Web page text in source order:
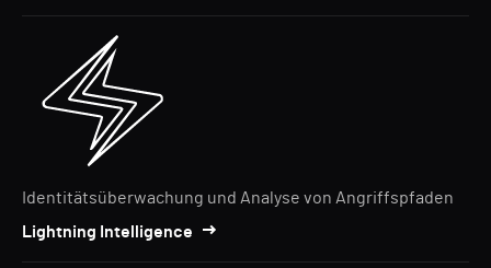
Identitätsüberwachung und Analyse von Angriffspfaden
Lightning Intelligence